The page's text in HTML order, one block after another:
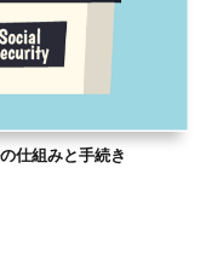
仕組みと手続き